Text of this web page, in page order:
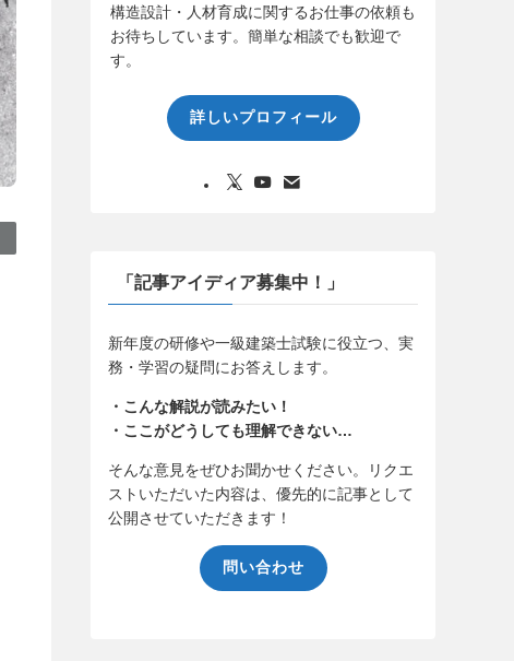
構造設計・人材育成に関するお仕事の依頼も
お待ちしています。簡単な相談でも歓迎で
す。
詳しいプロフィール
「記事アイディア募集中！」
新年度の研修や一級建築士試験に役立つ、実
務・学習の疑問にお答えします。
・こんな解説が読みたい！
・ここがどうしても理解できない…
そんな意見をぜひお聞かせください。リクエ
ストいただいた内容は、優先的に記事として
公開させていただきます！
問い合わせ